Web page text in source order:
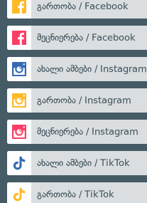
გართობა / Facebook
მეცნიერება / Facebook
ახალი ამბები / Instagram
გართობა / Instagram
მეცნიერება / Instagram
ახალი ამბები / TikTok
გართობა / TikTok